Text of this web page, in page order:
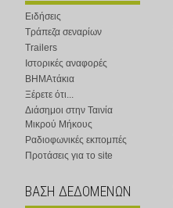
Ειδήσεις
Τράπεζα σεναρίων
Trailers
Ιστορικές αναφορές
ΒΗΜΑτάκια
Ξέρετε ότι...
Διάσημοι στην Ταινία
Μικρού Μήκους
Ραδιοφωνικές εκπομπές
Προτάσεις για το site
ΒΑΣΗ ΔΕΔΟΜΕΝΩΝ